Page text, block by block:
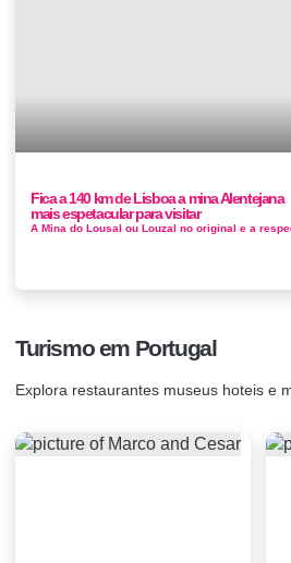
Fica a 140 km de Lisboa a mina Alentejana
mais espetacular para visitar
Turismo em Portugal
Explora restaurantes museus hoteis e